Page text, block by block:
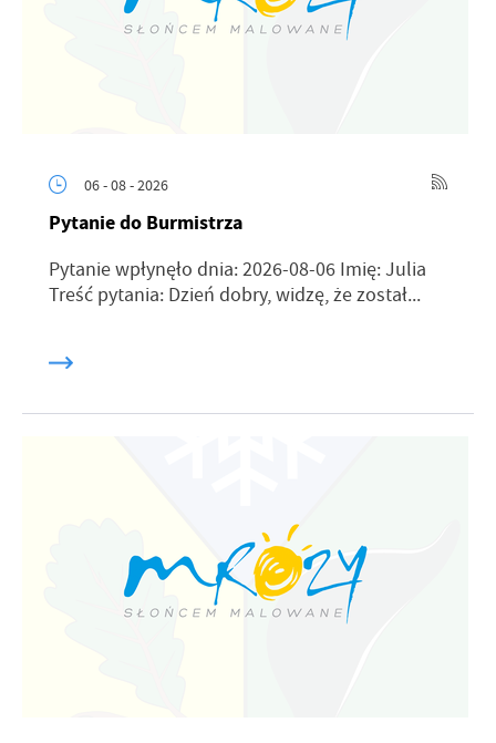
06 - 08 - 2026
Pytanie do Burmistrza
Pytanie wpłynęło dnia: 2026-08-06 Imię: Julia
Treść pytania: Dzień dobry, widzę, że został...